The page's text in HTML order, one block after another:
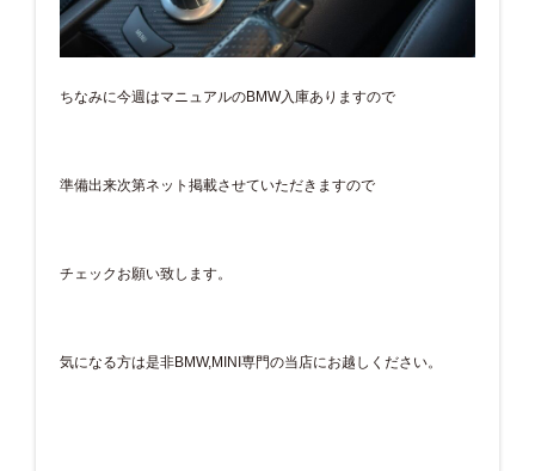
ちなみに今週はマニュアルのBMW入庫ありますので
準備出来次第ネット掲載させていただきますので
チェックお願い致します。
気になる方は是非BMW,MINI専門の当店にお越しください。